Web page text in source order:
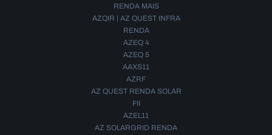
RENDA MAIS
AZQIR | AZ QUEST INFRA
RENDA
AZEQ 4
AZEQ 5
AAXS11
AZRF
AZ QUEST RENDA SOLAR
FII
AZEL11
AZ SOLARGRID RENDA